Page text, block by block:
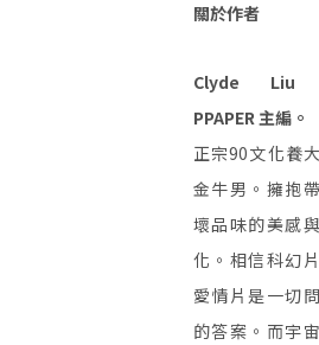
關於作者
Clyde Liu
PPAPER 主編。
正宗90文化養
金牛男。擁抱
壞品味的美感
化。相信科幻
愛情片是一切
的答案。而宇